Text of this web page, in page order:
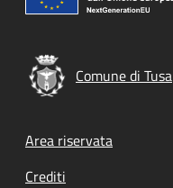
Comune di Tusa
Footer menu
Area riservata
Crediti